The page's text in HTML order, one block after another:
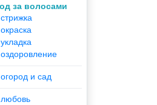
за волосами
стрижка
окраска
укладка
оздоровление
огород и сад
любовь